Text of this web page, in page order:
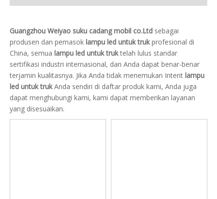
Guangzhou Weiyao suku cadang mobil co.Ltd sebagai
produsen dan pemasok lampu led untuk trukprofesional di
China, semua lampu led untuk truktelah lulus standar
sertifikasi industri internasional, dan Anda dapat benar-benar
terjamin kualitasnya. Jika Anda tidak menemukan Intent lampu
led untuk trukAnda sendiri di daftar produk kami, Anda juga
dapat menghubungi kami, kami dapat memberikan layanan
yang disesuaikan.